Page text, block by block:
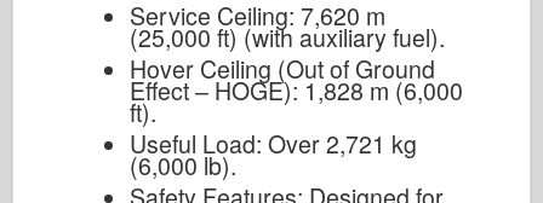
Service Ceiling: 7,620 m
(25,000 ft) (with auxiliary fuel).
Hover Ceiling (Out of Ground
Effect – HOGE): 1,828 m (6,000
ft).
Useful Load: Over 2,721 kg
(6,000 lb).